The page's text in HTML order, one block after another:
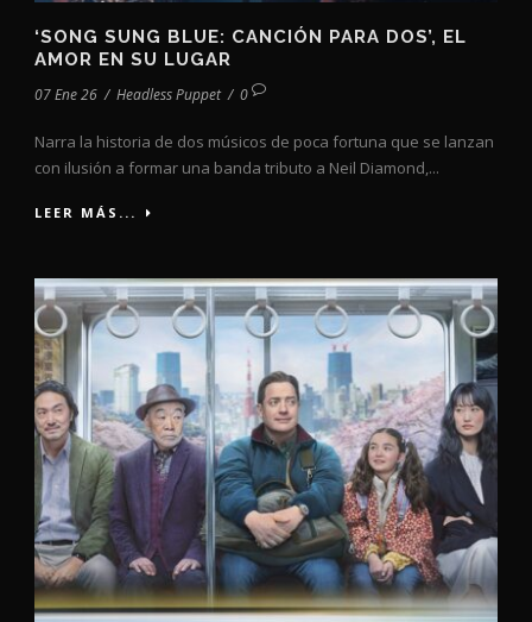
‘SONG SUNG BLUE: CANCIÓN PARA DOS’, EL
AMOR EN SU LUGAR
07 Ene 26 / Headless Puppet / 0
Narra la historia de dos músicos de poca fortuna que se lanzan
con ilusión a formar una banda tributo a Neil Diamond,...
LEER MÁS...